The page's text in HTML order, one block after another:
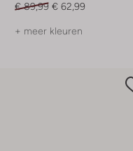
€ 89,99 € 62,99
+ meer kleuren